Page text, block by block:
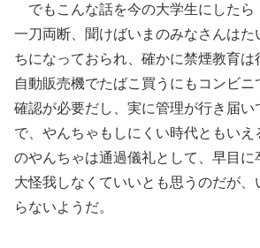
でもこんな話を今の大学生にしたら
一刀両断、聞けばいまのみなさんはた
ちになっておられ、確かに禁煙教育は
自動販売機でたばこ買うにもコンビ
確認が必要だし、実に管理が行き届い
で、やんちゃもしにくい時代ともいえ
のやんちゃは通過儀礼として、早目に
大怪我しなくていいとも思うのだが、
らないようだ。